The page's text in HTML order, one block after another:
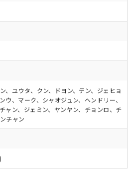
、ユウタ、クン、ドヨン、テン、ジェヒョ
ウ、マーク、シャオジュン、ヘンドリー、
ャン、ジェミン、ヤンヤン、チョンロ、チ
チャン